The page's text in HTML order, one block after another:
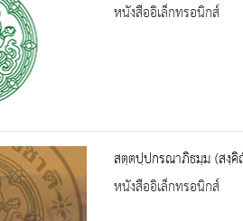
หนังสืออิเล็กทรอนิกส์
สตฺตปฺปกรณาภิธมฺม (สงฺ
หนังสืออิเล็กทรอนิกส์